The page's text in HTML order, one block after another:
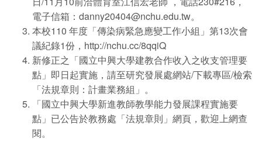
電子信箱： danny20404@nchu.edu.tw。
本校110 年度「傳染病緊急應變工作小組」第13次會
議紀錄1份， http://nchu.cc/8qqiQ
新修正之「國立中興大學建教合作收入之收支管理要
點」即日起實施，請至研究發展處網站/下載專區/檢索
「法規章則：計畫業務組」。
「國立中興大學新進教師教學能力發展課程實施要
點」已公告於教務處「法規章則」網頁，歡迎上網查
閱。